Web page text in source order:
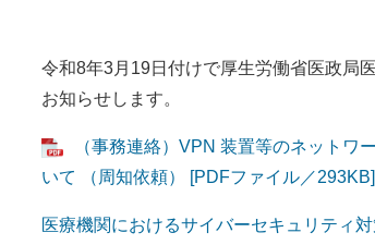
令和8年3月19日付けで厚生労働省医政局
お知らせします。
（事務連絡）VPN 装置等のネットワ
いて （周知依頼） [PDFファイル／293KB]
医療機関におけるサイバーセキュリティ